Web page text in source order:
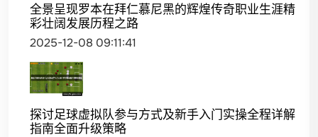
全景呈现罗本在拜仁慕尼黑的辉煌传奇职业生涯精
彩壮阔发展历程之路
2025-12-08 09:11:41
探讨足球虚拟队参与方式及新手入门实操全程详解
指南全面升级策略